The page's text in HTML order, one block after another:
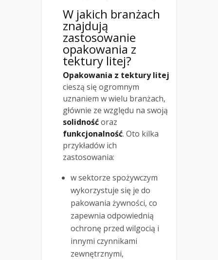
W jakich branżach
znajdują
zastosowanie
opakowania z
tektury litej?
Opakowania z tektury litej
cieszą się ogromnym
uznaniem w wielu branżach,
głównie ze względu na swoją
solidnośćoraz
funkcjonalność. Oto kilka
przykładów ich
zastosowania:
w sektorze spożywczym
wykorzystuje się je do
pakowania żywności, co
zapewnia odpowiednią
ochronę przed wilgocią i
innymi czynnikami
zewnętrznymi,